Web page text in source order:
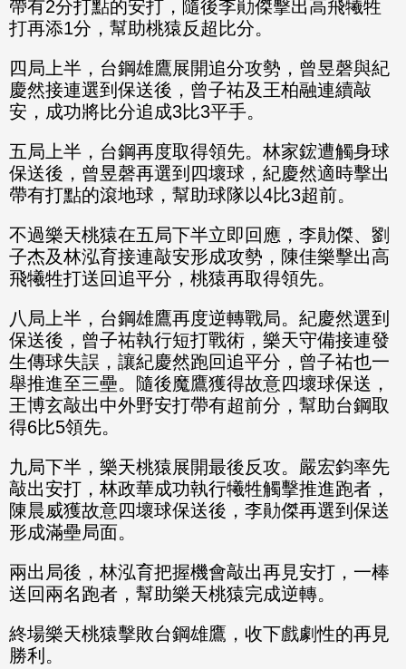
帶有2分打點的安打，隨後李勛傑擊出高飛犧牲
打再添1分，幫助桃猿反超比分。
四局上半，台鋼雄鷹展開追分攻勢，曾昱磬與紀
慶然接連選到保送後，曾子祐及王柏融連續敲
安，成功將比分追成3比3平手。
五局上半，台鋼再度取得領先。林家鋐遭觸身球
保送後，曾昱磬再選到四壞球，紀慶然適時擊出
帶有打點的滾地球，幫助球隊以4比3超前。
不過樂天桃猿在五局下半立即回應，李勛傑、劉
子杰及林泓育接連敲安形成攻勢，陳佳樂擊出高
飛犧牲打送回追平分，桃猿再取得領先。
八局上半，台鋼雄鷹再度逆轉戰局。紀慶然選到
保送後，曾子祐執行短打戰術，樂天守備接連發
生傳球失誤，讓紀慶然跑回追平分，曾子祐也一
舉推進至三壘。隨後魔鷹獲得故意四壞球保送，
王博玄敲出中外野安打帶有超前分，幫助台鋼取
得6比5領先。
九局下半，樂天桃猿展開最後反攻。嚴宏鈞率先
敲出安打，林政華成功執行犧牲觸擊推進跑者，
陳晨威獲故意四壞球保送後，李勛傑再選到保送
形成滿壘局面。
兩出局後，林泓育把握機會敲出再見安打，一棒
送回兩名跑者，幫助樂天桃猿完成逆轉。
終場樂天桃猿擊敗台鋼雄鷹，收下戲劇性的再見
勝利。